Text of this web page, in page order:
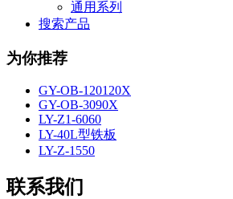
通用系列
搜索产品
为你推荐
GY-OB-120120X
GY-OB-3090X
LY-Z1-6060
LY-40L型铁板
LY-Z-1550
联系我们